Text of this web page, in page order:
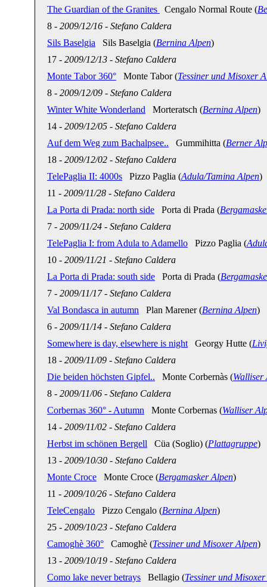
The Guardian of the Granites
Cengalo Normal Route (
8 - 2009/12/16 - Stefano Caldera
Sils Baselgia Sils Baselgia (Bernina Alpen)
17 - 2009/12/13 - Stefano Caldera
Monte Tabor 360° Monte Tabor (Tessiner und Misoxer
8 - 2009/12/09 - Stefano Caldera
Winter White Wonderland Morteratsch (Bernina Alpen)
14 - 2009/12/05 - Stefano Caldera
Auf dem Weg zum Bachalpsee.. Gummihitta (Berner
18 - 2009/12/02 - Stefano Caldera
TelePaglia II: 4000s Pizzo Paglia (Adula/Tamina Alpen)
11 - 2009/11/28 - Stefano Caldera
La Porta di Prada: north side Porta di Prada (
7 - 2009/11/24 - Stefano Caldera
TelePaglia I: from Adula to Adamello Pizzo Paglia (
10 - 2009/11/21 - Stefano Caldera
La Porta di Prada: south side Porta di Prada (
7 - 2009/11/17- Stefano Caldera
Val Bondasca in autumn Plan Marener (Bernina Alpen)
6 - 2009/11/14 - Stefano Caldera
Somewhere is day, elsewhere is night Georgy Hutte (
18 - 2009/11/09 - Stefano Caldera
Die beiden höchsten Gipfel.. Monte Corbernàs (Walliser
8 - 2009/11/06 - Stefano Caldera
Corbernas 360° - Autumn Monte Corbernas (Walliser
14 - 2009/11/02 - Stefano Caldera
Herbst im schönen Bergell Cüa (Soglio) (Plattagruppe)
13 - 2009/10/30 - Stefano Caldera
Monte Croce Monte Croce (Bergamasker Alpen)
11 - 2009/10/26 - Stefano Caldera
TeleCengalo Pizzo Cengalo (Bernina Alpen)
25 - 2009/10/23 - Stefano Caldera
Camoghè 360° Camoghè (Tessiner und Misoxer Alpen)
13 - 2009/10/19 - Stefano Caldera
Como lake never betrays Bellagio (Tessiner und